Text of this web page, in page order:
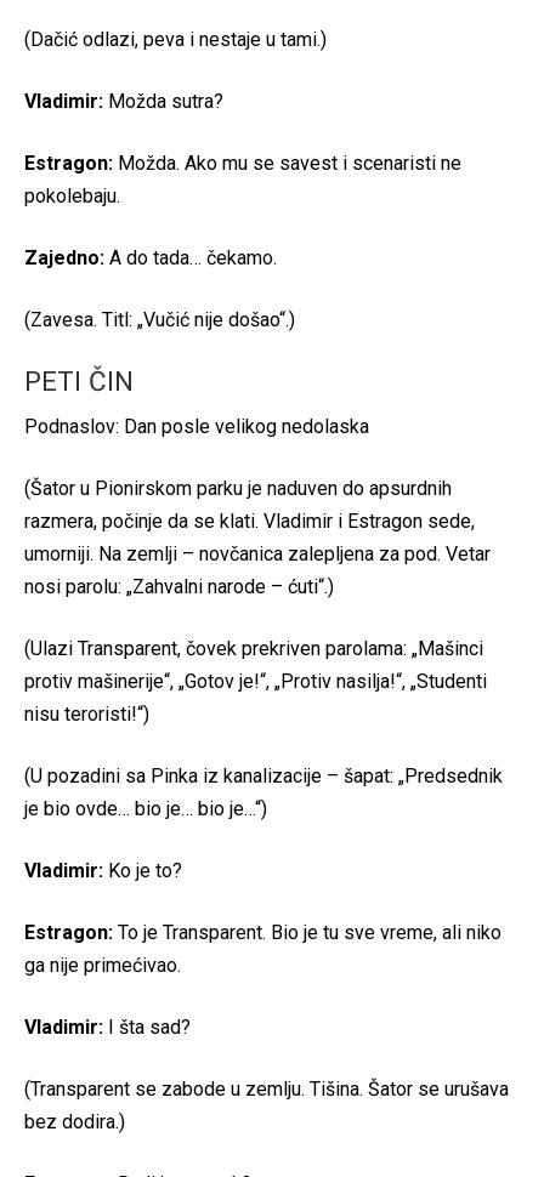
(Dačić odlazi, peva i nestaje u tami.)
Vladimir: Možda sutra?
Estragon: Možda. Ako mu se savest i scenaristi ne
pokolebaju.
Zajedno: A do tada… čekamo.
(Zavesa. Titl: „Vučić nije došao“.)
PETI ČIN
Podnaslov: Dan posle velikog nedolaska
(Šator u Pionirskom parku je naduven do apsurdnih
razmera, počinje da se klati. Vladimir i Estragon sede,
umorniji. Na zemlji – novčanica zalepljena za pod. Vetar
nosi parolu: „Zahvalni narode – ćuti“.)
(Ulazi Transparent, čovek prekriven parolama: „Mašinci
protiv mašinerije“, „Gotov je!“, „Protiv nasilja!“, „Studenti
nisu teroristi!“)
(U pozadini sa Pinka iz kanalizacije – šapat: „Predsednik
je bio ovde… bio je… bio je…“)
Vladimir: Ko je to?
Estragon: To je Transparent. Bio je tu sve vreme, ali niko
ga nije primećivao.
Vladimir: I šta sad?
(Transparent se zabode u zemlju. Tišina. Šator se urušava
bez dodira.)